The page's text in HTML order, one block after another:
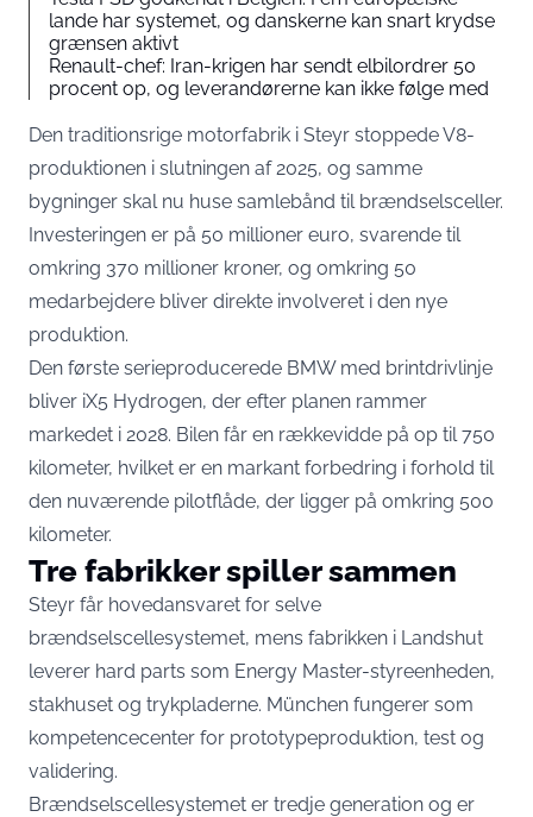
lande har systemet, og danskerne kan snart krydse
grænsen aktivt
Renault-chef: Iran-krigen har sendt elbilordrer 50
procent op, og leverandørerne kan ikke følge med
Den traditionsrige motorfabrik i Steyr stoppede V8-
produktionen i slutningen af 2025, og samme
bygninger skal nu huse samlebånd til brændselsceller.
Investeringen er på 50 millioner euro, svarende til
omkring 370 millioner kroner, og omkring 50
medarbejdere bliver direkte involveret i den nye
produktion.
Den første serieproducerede BMW med brintdrivlinje
bliver iX5 Hydrogen, der efter planen rammer
markedet i 2028. Bilen får en rækkevidde på op til 750
kilometer, hvilket er en markant forbedring i forhold til
den nuværende pilotflåde, der ligger på omkring 500
kilometer.
Tre fabrikker spiller sammen
Steyr får hovedansvaret for selve
brændselscellesystemet, mens fabrikken i Landshut
leverer hard parts som Energy Master-styreenheden,
stakhuset og trykpladerne. München fungerer som
kompetencecenter for prototypeproduktion, test og
validering.
Brændselscellesystemet er tredje generation og er